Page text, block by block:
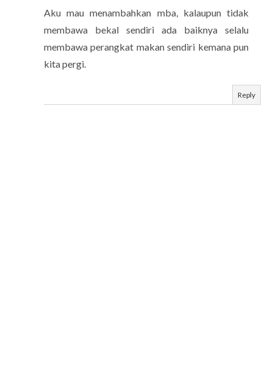
Aku mau menambahkan mba, kalaupun tidak
membawa bekal sendiri ada baiknya selalu
membawa perangkat makan sendiri kemana pun
kita pergi.
Reply